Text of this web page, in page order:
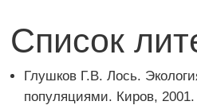
Список
Глушков Г.В. Лось.
популяциями. Киров, 2001.